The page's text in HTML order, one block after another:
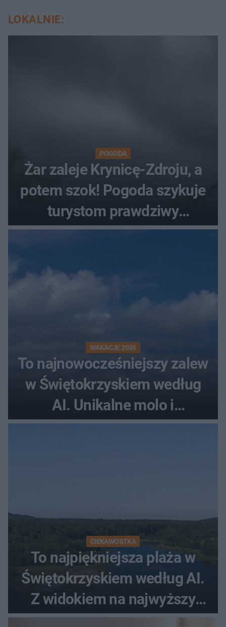
LOKALNIE:
POGODA
Żar zaleje Krynicę-Zdroju, a
potem szok! Pogoda szykuje
turystom prawdziwy
rollercoaster
WAKACJE 2026
To najnowocześniejszy zalew
w Świętokrzyskiem według
AI. Unikalne molo i
promenada
CIEKAWOSTKA
To najpiękniejsza plaża w
Świętokrzyskiem według AI.
Z widokiem na najwyższy
szczyt Gór Świętokrzyskich